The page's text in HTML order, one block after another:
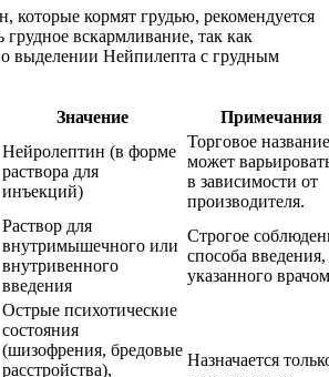
кормят грудью, рекомендуется
грудное вскармливание, так как
выделении Нейпилепта с грудным
Значение Примечания
Нейролептин (в форме
раствора для
инъекций)
Торговое название
может
в зависимости от
производителя.
Раствор для
внутримышечного или
внутривенного
введения
Строгое
способа введения,
указанного
Острые психотические
состояния
(шизофрения, бредовые
расстройства),
Назначается